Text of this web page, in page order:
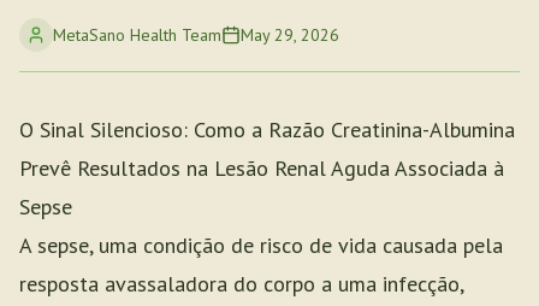
MetaSano Health Team May 29, 2026
O Sinal Silencioso: Como a Razão Creatinina-Albumina
Prevê Resultados na Lesão Renal Aguda Associada à
Sepse
A sepse, uma condição de risco de vida causada pela
resposta avassaladora do corpo a uma infecção,